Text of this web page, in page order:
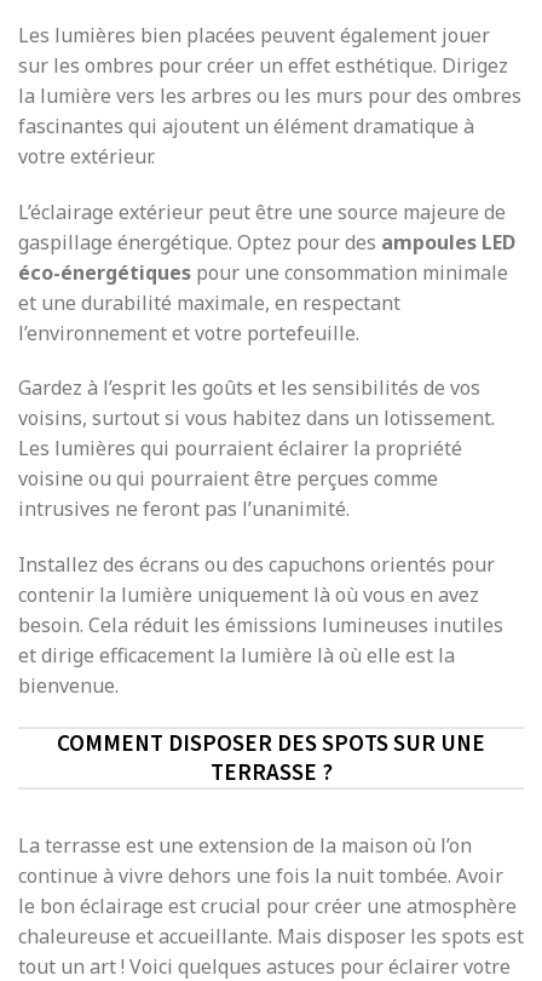
Les lumières bien placées peuvent également jouer
sur les ombres pour créer un effet esthétique. Dirigez
la lumière vers les arbres ou les murs pour des ombres
fascinantes qui ajoutent un élément dramatique à
votre extérieur.
L’éclairage extérieur peut être une source majeure de
gaspillage énergétique. Optez pour des ampoules LED
éco-énergétiques pour une consommation minimale
et une durabilité maximale, en respectant
l’environnement et votre portefeuille.
Gardez à l’esprit les goûts et les sensibilités de vos
voisins, surtout si vous habitez dans un lotissement.
Les lumières qui pourraient éclairer la propriété
voisine ou qui pourraient être perçues comme
intrusives ne feront pas l’unanimité.
Installez des écrans ou des capuchons orientés pour
contenir la lumière uniquement là où vous en avez
besoin. Cela réduit les émissions lumineuses inutiles
et dirige efficacement la lumière là où elle est la
bienvenue.
COMMENT DISPOSER DES SPOTS SUR UNE
TERRASSE ?
La terrasse est une extension de la maison où l’on
continue à vivre dehors une fois la nuit tombée. Avoir
le bon éclairage est crucial pour créer une atmosphère
chaleureuse et accueillante. Mais disposer les spots est
tout un art ! Voici quelques astuces pour éclairer votre